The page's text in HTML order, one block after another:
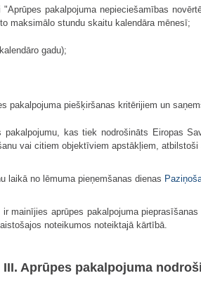
pakalpojuma nepieciešamības
maksimālo stundu skaitu kalendāra mēnesī;
gadu);
pakalpojuma piešķiršanas kritērijiem un
kas tiek nodrošināts Eiropas
vai citiem objektīviem apstākļiem,
laikā no lēmuma pieņemšanas dienas
mainījies aprūpes pakalpojuma
noteikumos noteiktajā kārtībā.
III. Aprūpes pakalpojuma